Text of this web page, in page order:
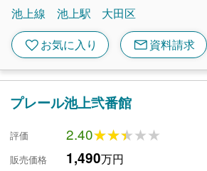
池上線
池上駅 大田区
favoriteお気に入り mail資料請求
プレール池上弐番館
評価 2.40★★★★★
★★★★★
販売価格 1,490万円